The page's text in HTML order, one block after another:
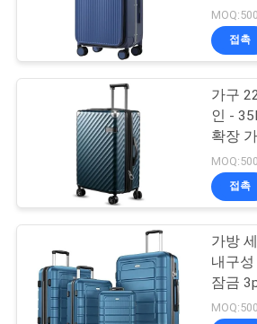
PRIVACY
POLICY
화장품 세정
레임
MOQ:500
접촉
가구
인 -
확장
바퀴 (
MOQ:500
접촉
가방
내구
잠금
MOQ:500